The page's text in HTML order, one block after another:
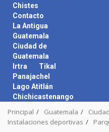
Chistes
Contacto
La Antigua
Guatemala
Ciudad de
Guatemala
Irtra
Tikal
Panajachel
Lago Atitlán
Chichicastenango
Principal Guatemala
Instalaciones deportivas